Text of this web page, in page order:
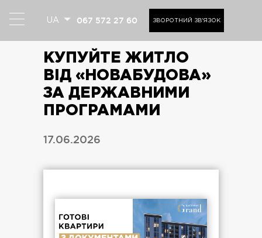
UA 067 572 27 60 ЗВОРОТНИЙ ЗВ'ЯЗОК
КУПУЙТЕ ЖИТЛО
ВІД «НОВАБУДОВА»
ЗА ДЕРЖАВНИМИ
ПРОГРАМАМИ
17.06.2026